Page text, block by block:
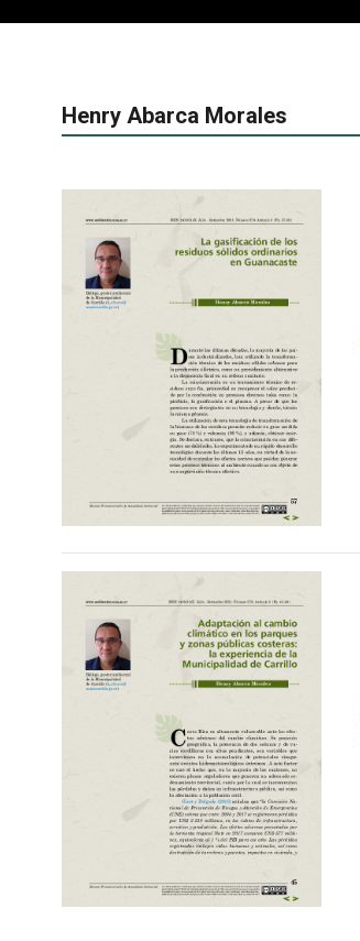
Henry Abarca Morales